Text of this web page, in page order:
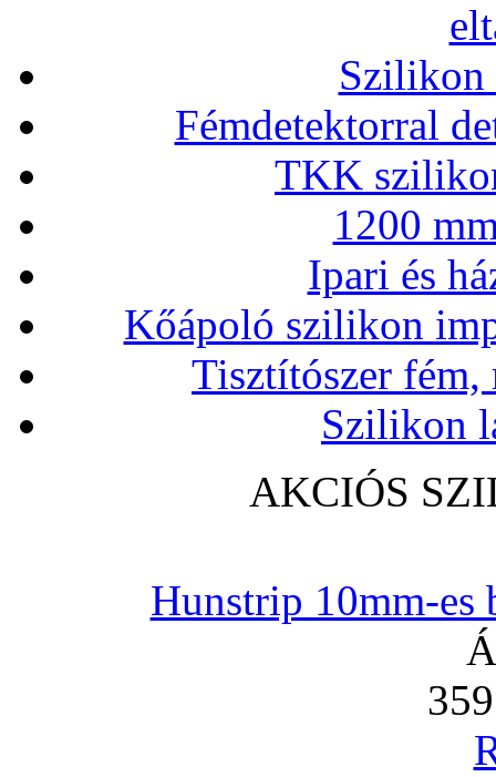
Szilikon
Fémdetektorral
TKK
1200
Ipari és
Kőápoló szilikon
Tisztítószer
Szilikon
AKCIÓS
Hunstrip 10mm-es